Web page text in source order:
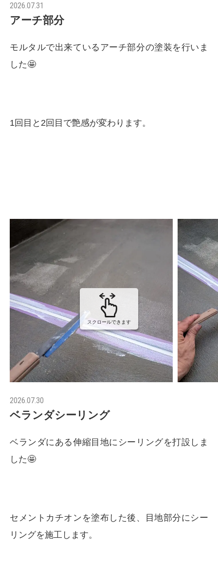
2026.07.31
アーチ部分
モルタルで出来ているアーチ部分の塗装を行いま
した🤩
1回目と2回目で艶感が変わります。
スクロールできます
2026.07.30
ベランダシーリング
ベランダにある伸縮目地にシーリングを打設しま
した🤩
セメントカチオンを塗布した後、目地部分にシー
リングを施工します。